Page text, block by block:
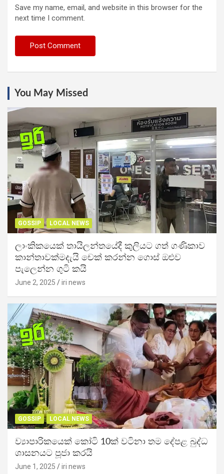
Save my name, email, and website in this browser for the
next time I comment.
You May Missed
GOSSIP LOCAL NEWS
ලාංකිකයෙක් තායිලන්තයේදී කුලියට ගත් ගණිකාව
කාන්තාවක්මදැයි චෙක් කරන්න ගොස් ඔළුව
පැලෙන්න ගුටි කයි
June 2, 2025 iri news
GOSSIP LOCAL NEWS
ව්‍යාපාරිකයෙක් කෝටි 10ක් වටිනා තම දේපළ බුද්ධ
ශාසනයට පූජා කරයි
June 1, 2025 iri news